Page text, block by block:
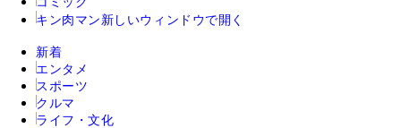
キン肉マン 新しいウィンドウで開く
新着
エンタメ
スポーツ
クルマ
ライフ・文化